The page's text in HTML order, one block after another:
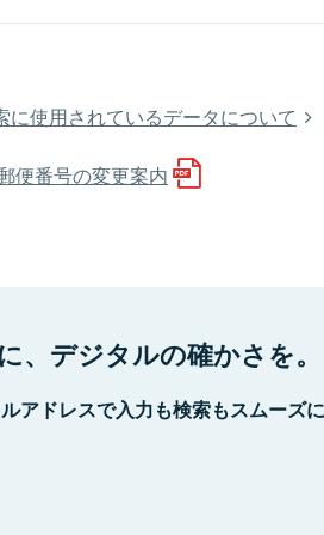
に使用されているデータについて
便番号の変更案内
、デジタルの確かさを。
アドレスで入力も検索もスムーズ